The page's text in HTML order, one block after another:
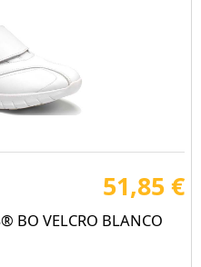
51,85 €
BO VELCRO BLANCO